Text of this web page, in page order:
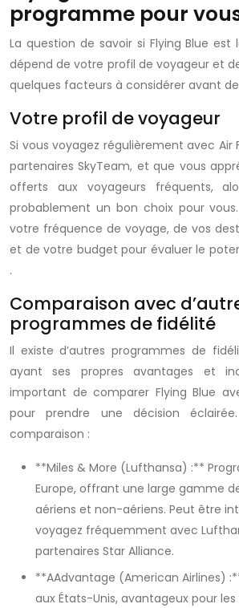
programme pour
La question de savoir si Flying Blueest
dépend de votre profil de voyageur et
quelques facteurs à considérer avant
Votre profil de voyageur
Si vous voyagez régulièrement avec Air
partenaires SkyTeam, et que vous
offerts aux voyageurs fréquents,
probablement un bon choix pour
votre fréquence de voyage, de vos
et de votre budget pour évaluer le
.
Comparaison avec
programmes de fidélité
Il existe d’autresprogrammes de
ayant ses propres avantages et
important de comparer Flying Blue
pour prendre une décision
comparaison :
**Miles & More (Lufthansa) :**
Europe, offrant une large gamme
aériens et non-aériens. Peut être
voyagez fréquemment avec
partenaires Star Alliance.
**AAdvantage (American Airlines)
aux États-Unis, avantageux pour